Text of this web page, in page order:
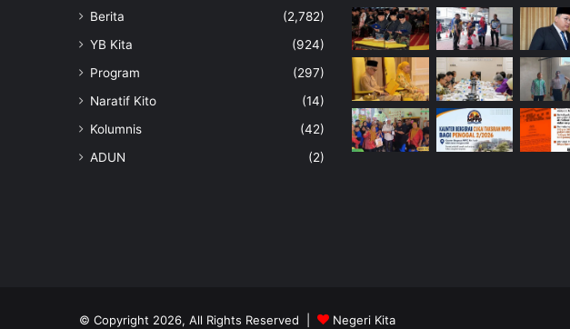
t
u
n
A
a
l
a
Berita
(2,782)
YB Kita
(924)
Program
(297)
Naratif Kito
(14)
Kolumnis
(42)
ADUN
(2)
© Copyright 2026, All Rights Reserved | Negeri Kita